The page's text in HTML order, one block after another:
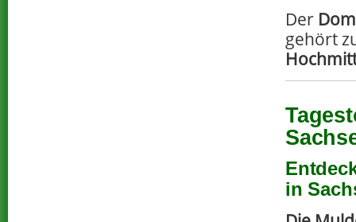
Der
gehört
in